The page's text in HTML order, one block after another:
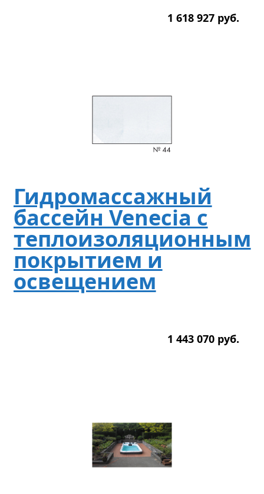
1 618 927 руб.
Гидромассажный
бассейн Venecia с
теплоизоляционным
покрытием и
освещением
1 443 070 руб.